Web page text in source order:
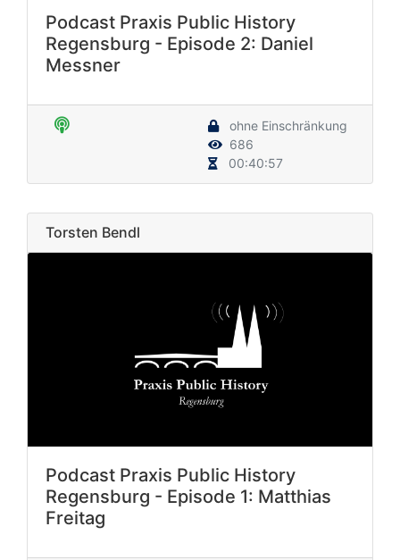
Podcast Praxis Public History
Regensburg - Episode 2: Daniel
Messner
ohne Einschränkung
686
00:40:57
Torsten Bendl
Podcast Praxis Public History
Regensburg - Episode 1: Matthias
Freitag